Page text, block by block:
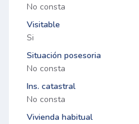
No consta
Visitable
Si
Situación posesoria
No consta
Ins. catastral
No consta
Vivienda habitual